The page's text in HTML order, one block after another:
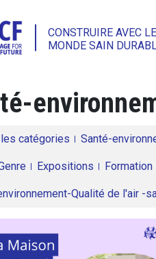
CONSTRUIRE AVEC
MONDE SAIN
catégories Santé-
Expositions
Qualité de l'air -